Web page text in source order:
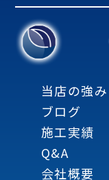
当店の強み
ブログ
施工実績
Q&A
会社概要